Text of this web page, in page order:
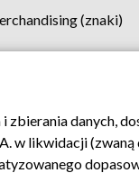
(znaki)
reklamydanych,
w likwidacji (zwaną